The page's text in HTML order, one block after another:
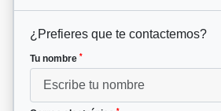
¿Prefieres que te contactemos?
Tu nombre *